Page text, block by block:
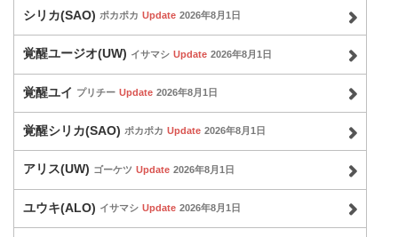
シリカ(SAO) ポカポカ Update 2026年8月1日
覚醒ユージオ(UW) イサマシ Update 2026年8月1日
覚醒ユイ プリチー Update 2026年8月1日
覚醒シリカ(SAO) ポカポカ Update 2026年8月1日
アリス(UW) ゴーケツ Update 2026年8月1日
ユウキ(ALO) イサマシ Update 2026年8月1日